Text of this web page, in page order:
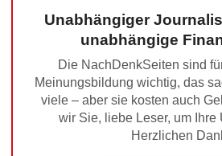
Unabhängiger
unabhängige
Die NachDenkSeiten sind
Meinungsbildung wichtig, das
viele – aber sie kosten auch
wir Sie, liebe Leser, um Ihre
Herzlichen